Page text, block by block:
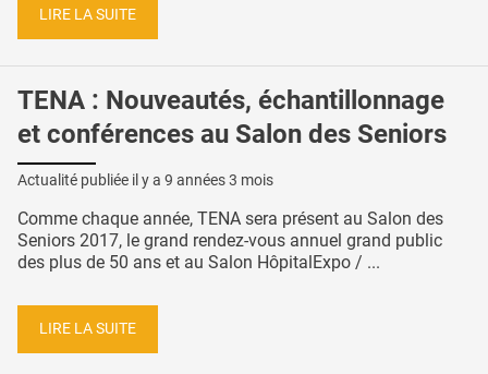
LIRE LA SUITE
TENA : Nouveautés, échantillonnage
et conférences au Salon des Seniors
Actualité publiée il y a 9 années 3 mois
Comme chaque année, TENA sera présent au Salon des
Seniors 2017, le grand rendez-vous annuel grand public
des plus de 50 ans et au Salon HôpitalExpo / ...
LIRE LA SUITE